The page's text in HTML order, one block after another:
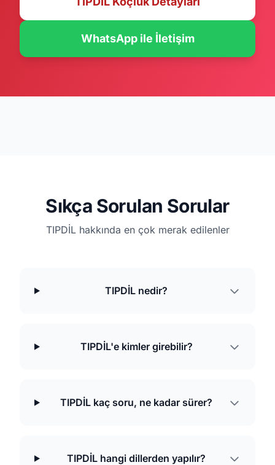
WhatsApp ile İletişim
Sıkça Sorulan Sorular
TIPDİL hakkında en çok merak edilenler
TIPDİL nedir?
TIPDİL'e kimler girebilir?
TIPDİL kaç soru, ne kadar sürer?
TIPDİL hangi dillerden yapılır?